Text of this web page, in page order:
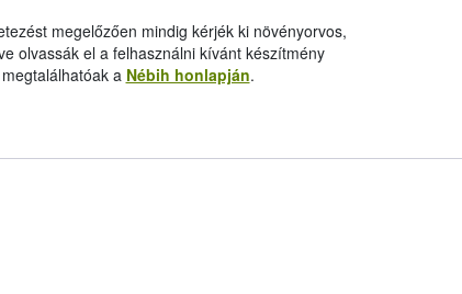
megelőzően mindig kérjék ki növényorvos,
olvassák el a felhasználni kívánt készítmény
a Nébih honlapján.